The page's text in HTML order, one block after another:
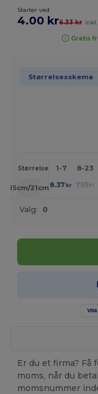
Starter ved
4.00 kr6.33 kr
Gratis
Størrelsesskema
Størrelse 1-7 8-23
15cm/21cm 8.37kr 7.93 kr
Valg: 0
Er du et firma? Få
moms, når du
momsnummer